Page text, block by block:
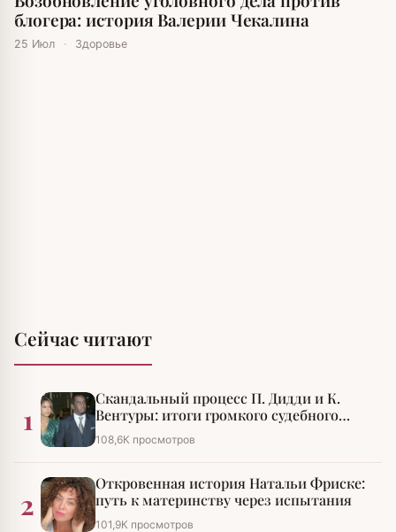
блогера: история Валерии Чекалина
25 Июл · Здоровье
Сейчас читают
1
Скандальный процесс П. Дидди и К.
Вентуры: итоги громкого судебного
разбирательства
108,6К просмотров
2
Откровенная история Натальи Фриске:
путь к материнству через испытания
101,9К просмотров